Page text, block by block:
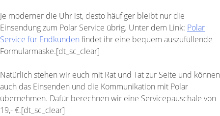
Je moderner die Uhr ist, desto häufiger bleibt nur die
Einsendung zum Polar Service übrig. Unter dem Link: Polar
Service für Endkunden findet ihr eine bequem auszufüllende
Formularmaske.[dt_sc_clear]
Natürlich stehen wir euch mit Rat und Tat zur Seite und können
auch das Einsenden und die Kommunikation mit Polar
übernehmen. Dafür berechnen wir eine Servicepauschale von
19,- €.[dt_sc_clear]